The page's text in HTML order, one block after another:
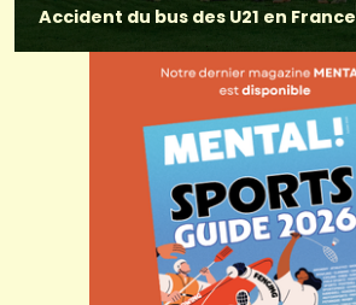
Accident du bus des U21 en France